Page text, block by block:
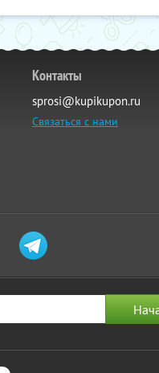
Контакты
sprosi@kupikupon.ru
Связаться с нами